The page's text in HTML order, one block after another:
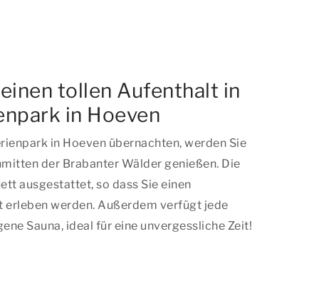
tollen Aufenthalt in
in Hoeven
in Hoeven übernachten, werden Sie
der Brabanter Wälder genießen. Die
ausgestattet, so dass Sie einen
werden. Außerdem verfügt jede
Sauna, ideal für eine unvergessliche Zeit!